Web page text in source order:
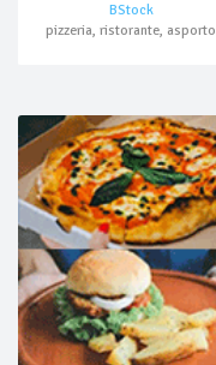
BStock
pizzeria, ristorante, asporto